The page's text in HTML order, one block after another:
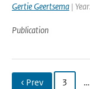
Gertie Geertsema |
Publication
‹ Prev 3 …